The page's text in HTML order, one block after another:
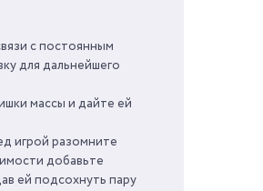
с постоянным
для дальнейшего
массы и дайте ей
игрой разомните
добавьте
ей подсохнуть пару